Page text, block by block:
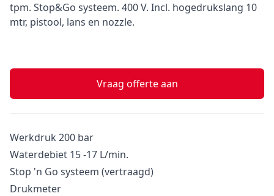
tpm. Stop&Go systeem. 400 V. Incl. hogedrukslang 10
mtr, pistool, lans en nozzle.
Vraag offerte aan
Werkdruk 200 bar
Waterdebiet 15 -17 L/min.
Stop 'n Go systeem (vertraagd)
Drukmeter